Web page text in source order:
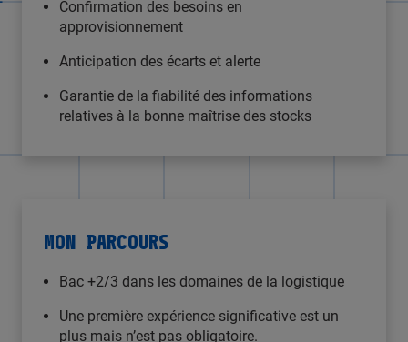
Confirmation des besoins en
approvisionnement
Anticipation des écarts et alerte
Garantie de la fiabilité des informations
relatives à la bonne maîtrise des stocks
MON PARCOURS
Bac +2/3 dans les domaines de la logistique
Une première expérience significative est un
plus mais n’est pas obligatoire.